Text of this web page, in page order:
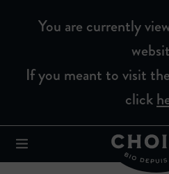
You are currently
If you meant to visit
click